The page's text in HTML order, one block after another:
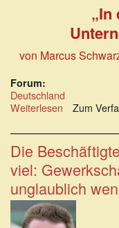
„In
von Marcus
Forum:
Deutschland
Weiterlesen über
Andrea
Nahles:
„In
die
Fresse“
im
Zum
Die
viel:
unglaublich